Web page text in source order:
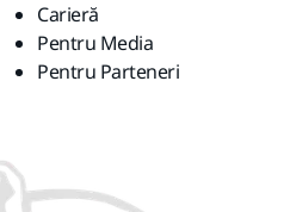
Carieră
Pentru Media
Pentru Parteneri